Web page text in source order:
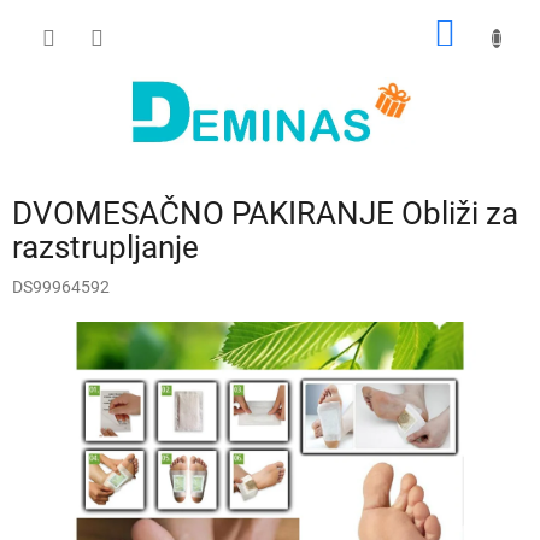
DVOMESAČNO PAKIRANJE Obliži za
razstrupljanje
DS99964592